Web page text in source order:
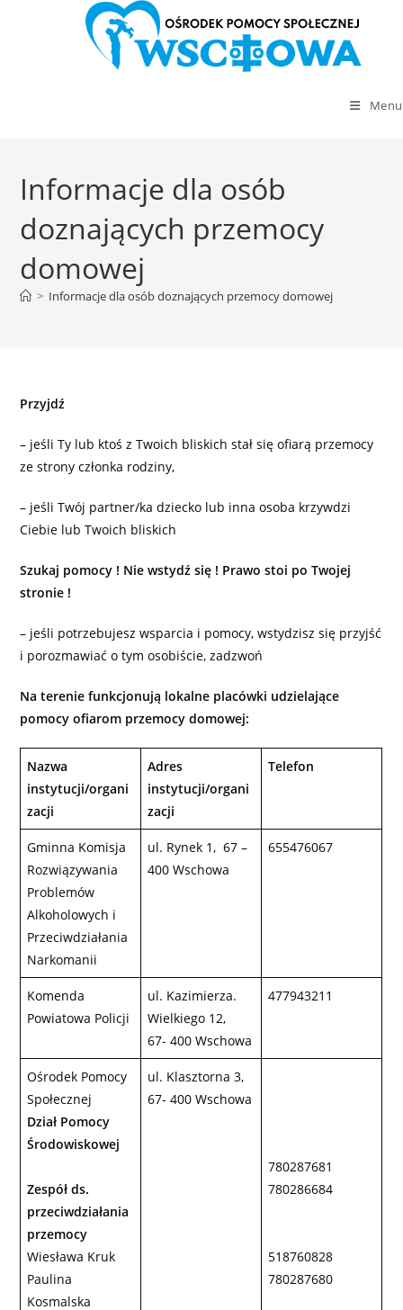
content
Menu
Informacje dla osób
doznających przemocy
domowej
> Informacje dla osób doznających przemocy domowej
Przyjdź
– jeśli Ty lub ktoś z Twoich bliskich stał się ofiarą przemocy
ze strony członka rodziny,
– jeśli Twój partner/ka dziecko lub inna osoba krzywdzi
Ciebie lub Twoich bliskich
Szukaj pomocy ! Nie wstydź się ! Prawo stoi po Twojej
stronie !
– jeśli potrzebujesz wsparcia i pomocy, wstydzisz się przyjść
i porozmawiać o tym osobiście, zadzwoń
Na terenie funkcjonują lokalne placówki udzielające
pomocy ofiarom przemocy domowej:
Nazwa
instytucji/organi
zacji
Adres
instytucji/organi
zacji
Telefon
Gminna Komisja
Rozwiązywania
Problemów
Alkoholowych i
Przeciwdziałania
Narkomanii
ul. Rynek 1, 67 –
400 Wschowa
655476067
Komenda
Powiatowa Policji
ul. Kazimierza.
Wielkiego 12,
67- 400 Wschowa
477943211
Ośrodek Pomocy
Społecznej
Dział Pomocy
Środowiskowej
Zespół ds.
przeciwdziałania
przemocy
Wiesława Kruk
Paulina
Kosmalska
ul. Klasztorna 3,
67- 400 Wschowa
780287681
780286684
518760828
780287680